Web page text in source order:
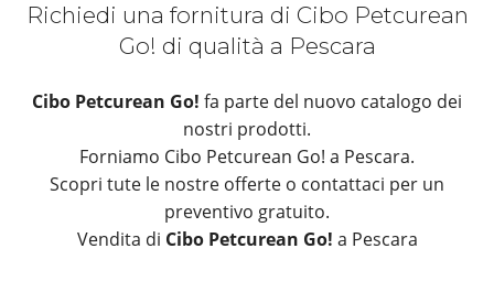
Richiedi una fornitura di Cibo Petcurean
Go! di qualità a Pescara
Cibo Petcurean Go! fa parte del nuovo catalogo dei
nostri prodotti.
Forniamo Cibo Petcurean Go! a Pescara.
Scopri tute le nostre offerte o contattaci per un
preventivo gratuito.
Vendita di Cibo Petcurean Go! a Pescara